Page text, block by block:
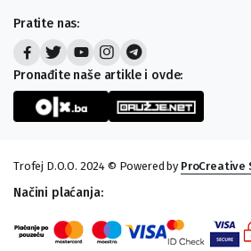
Pratite nas:
Pronađite naše artikle i ovde:
Trofej D.O.O. 2024 © Powered by ProCreative
Načini plaćanja: